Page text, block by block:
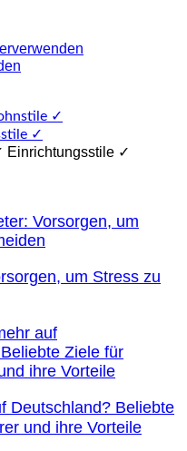
Einrichtungsstile ✓
um Stress zu
Deutschland? Beliebte
und ihre Vorteile